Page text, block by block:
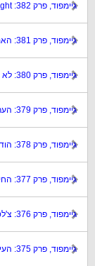
גיימפוד, פרק 382: First Light, Middle Light, Twilight, Last Light
גיימפוד, פרק 381: האם זה סורה?
גיימפוד, פרק 380: לא סופר מריו וורלד
גיימפוד, פרק 379: הערות מאנשים ברחוב
גיימפוד, פרק 378: הודים
גיימפוד, פרק 377: החיים הם Iron Man
גיימפוד, פרק 376: צ'לסי החדשה ביורק החדשה
גיימפוד, פרק 375: העידן שמרמה (סיכום שנת 2025)